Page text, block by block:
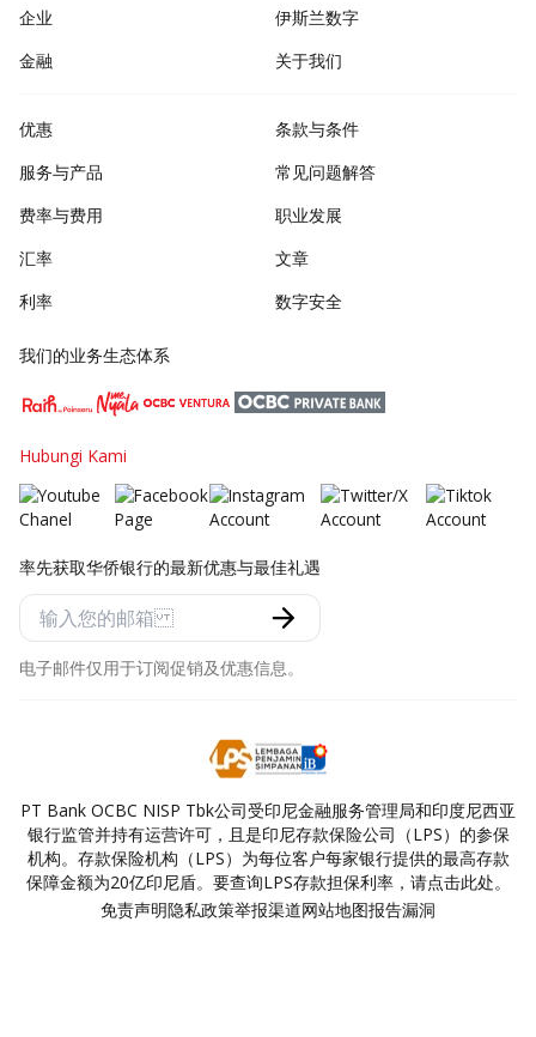
企业
伊斯兰数字
金融
关于我们
优惠
服务与产品
费率与费用
汇率
利率
条款与条件
常见问题解答
职业发展
文章
数字安全
我们的业务生态体系
Hubungi Kami
率先获取华侨银行的最新优惠与最佳礼遇
电子邮件仅用于订阅促销及优惠信息。
PT Bank OCBC NISP Tbk公司受印尼金融服务管理局和印度尼西亚
银行监管并持有运营许可，且是印尼存款保险公司（LPS）的参保
机构。存款保险机构（LPS）为每位客户每家银行提供的最高存款
保障金额为20亿印尼盾。要查询LPS存款担保利率，请点击此处。
免责声明隐私政策举报渠道网站地图报告漏洞